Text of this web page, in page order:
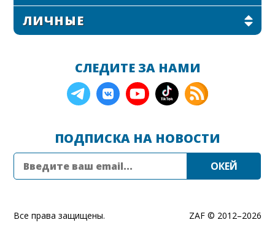
ЛИЧНЫЕ
СЛЕДИТЕ ЗА НАМИ
ПОДПИСКА НА НОВОСТИ
ZAF © 2012–2026
Все права защищены.